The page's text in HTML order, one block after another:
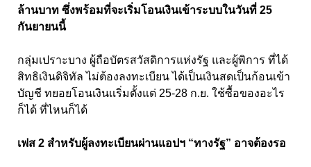
ล้านบาท ซึ่งพร้อมที่จะเริ่มโอนเงินเข้าระบบในวันที่ 25
กันยายนนี้
กลุ่มเปราะบาง ผู้ถือบัตรสวัสดิการแห่งรัฐ และผู้พิการ ที่ได้
สิทธิเงินดิจิทัล ไม่ต้องลงทะเบียน ได้เป็นเงินสดเป็นก้อนเข้า
บัญชี ทยอยโอนเงินเเริ่มตั้งแต่ 25-28 ก.ย. ใช้ซื้อของอะไร
ก็ได้ ที่ไหนก็ได้
เฟส 2 สำหรับผู้ลงทะเบียนผ่านแอปฯ “ทางรัฐ” อาจต้องรอ